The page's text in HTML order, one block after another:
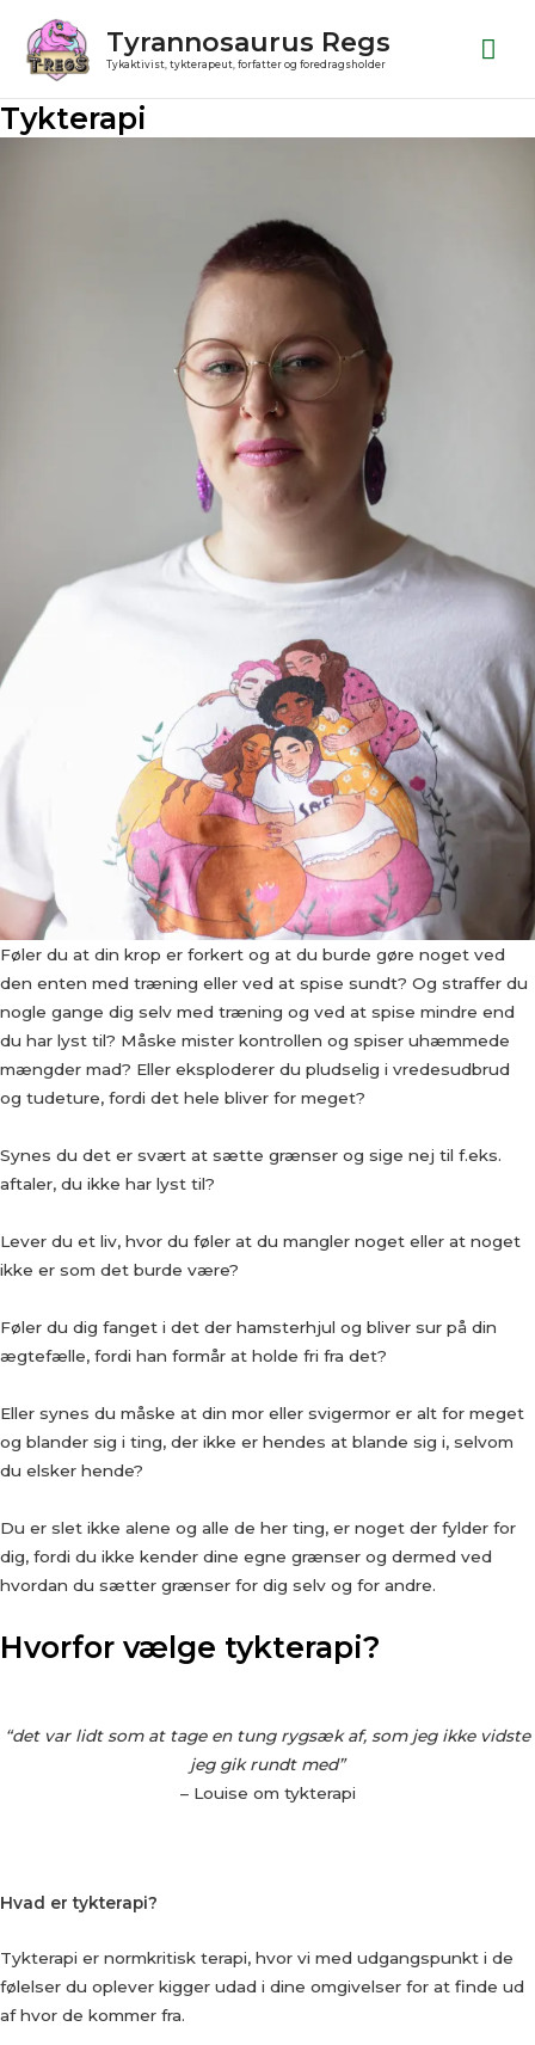
indholdet
Tyrannosaurus Regs
Tykaktivist, tykterapeut, forfatter og foredragsholder
Tykterapi
Føler du at din krop er forkert og at du burde gøre noget ved
den enten med træning eller ved at spise sundt? Og straffer du
nogle gange dig selv med træning og ved at spise mindre end
du har lyst til? Måske mister kontrollen og spiser uhæmmede
mængder mad? Eller eksploderer du pludselig i vredesudbrud
og tudeture, fordi det hele bliver for meget?
Synes du det er svært at sætte grænser og sige nej til f.eks.
aftaler, du ikke har lyst til?
Lever du et liv, hvor du føler at du mangler noget eller at noget
ikke er som det burde være?
Føler du dig fanget i det der hamsterhjul og bliver sur på din
ægtefælle, fordi han formår at holde fri fra det?
Eller synes du måske at din mor eller svigermor er alt for meget
og blander sig i ting, der ikke er hendes at blande sig i, selvom
du elsker hende?
Du er slet ikke alene og alle de her ting, er noget der fylder for
dig, fordi du ikke kender dine egne grænser og dermed ved
hvordan du sætter grænser for dig selv og for andre.
Hvorfor vælge tykterapi?
“det var lidt som at tage en tung rygsæk af, som jeg ikke vidste
jeg gik rundt med”
– Louise om tykterapi
Hvad er tykterapi?
Tykterapi er normkritisk terapi, hvor vi med udgangspunkt i de
følelser du oplever kigger udad i dine omgivelser for at finde ud
af hvor de kommer fra.